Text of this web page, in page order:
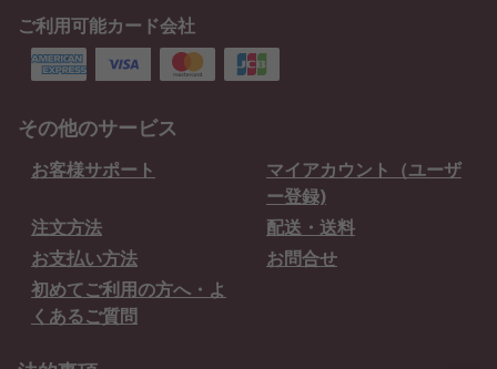
ご利用可能カード会社
その他のサービス
お客様サポート
マイアカウント（ユーザ
ー登録)
注文方法
配送・送料
お支払い方法
お問合せ
初めてご利用の方へ・よ
くあるご質問